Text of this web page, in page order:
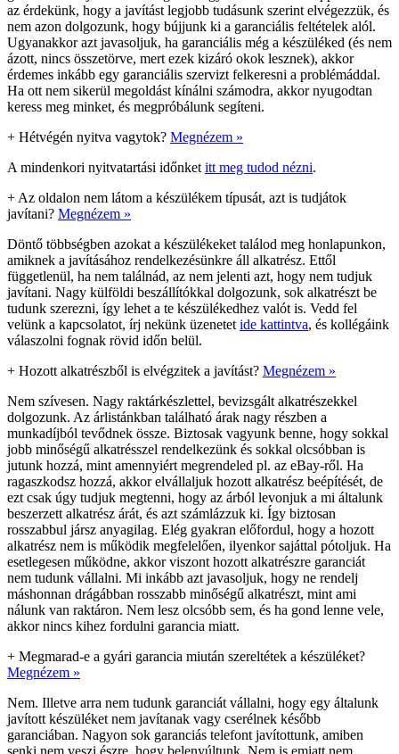
az érdekünk, hogy a javítást legjobb tudásunk szerint elvégezzük, és
nem azon dolgozunk, hogy bújjunk ki a garanciális feltételek alól.
Ugyanakkor azt javasoljuk, ha garanciális még a készüléked (és nem
ázott, nincs összetörve, mert ezek kizáró okok lesznek), akkor
érdemes inkább egy garanciális szervizt felkeresni a problémáddal.
Ha ott nem sikerül megoldást kínálni számodra, akkor nyugodtan
keress meg minket, és megpróbálunk segíteni.
+ Hétvégén nyitva vagytok? Megnézem »
A mindenkori nyitvatartási időnket itt meg tudod nézni.
+ Az oldalon nem látom a készülékem típusát, azt is tudjátok
javítani? Megnézem »
Döntő többségben azokat a készülékeket találod meg honlapunkon,
amiknek a javításához rendelkezésünkre áll alkatrész. Ettől
függetlenül, ha nem találnád, az nem jelenti azt, hogy nem tudjuk
javítani. Nagy külföldi beszállítókkal dolgozunk, sok alkatrészt be
tudunk szerezni, így lehet a te készülékedhez valót is. Vedd fel
velünk a kapcsolatot, írj nekünk üzenetet ide kattintva, és kollégáink
válaszolni fognak rövid időn belül.
+ Hozott alkatrészből is elvégzitek a javítást? Megnézem »
Nem szívesen. Nagy raktárkészlettel, bevizsgált alkatrészekkel
dolgozunk. Az árlistánkban található árak nagy részben a
munkadíjból tevődnek össze. Biztosak vagyunk benne, hogy sokkal
jobb minőségű alkatrésszel rendelkezünk és sokkal olcsóbban is
jutunk hozzá, mint amennyiért megrendeled pl. az eBay-ről. Ha
ragaszkodsz hozzá, akkor elvállaljuk hozott alkatrész beépítését, de
ezt csak úgy tudjuk megtenni, hogy az árból levonjuk a mi általunk
beszerzett alkatrész árát, és azt számlázzuk ki. Így biztosan
rosszabbul jársz anyagilag. Elég gyakran előfordul, hogy a hozott
alkatrész nem is működik megfelelően, ilyenkor sajáttal pótoljuk. Ha
esetlegesen működne, akkor viszont hozott alkatrészre garanciát
nem tudunk vállalni. Mi inkább azt javasoljuk, hogy ne rendelj
máshonnan drágábban rosszabb minőségű alkatrészt, mint ami
nálunk van raktáron. Nem lesz olcsóbb sem, és ha gond lenne vele,
akkor nincs kihez fordulni garancia miatt.
+ Megmarad-e a gyári garancia miután szereltétek a készüléket?
Megnézem »
Nem. Illetve arra nem tudunk garanciát vállalni, hogy egy általunk
javított készüléket nem javítanak vagy cserélnek később
garanciában. Nagyon sok garanciás telefont javítottunk, amiben
senki nem veszi észre, hogy belenyúltunk. Nem is emiatt nem